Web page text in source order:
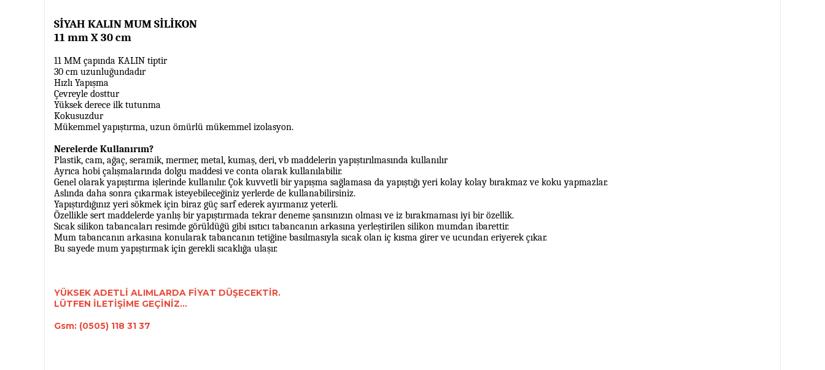
SİYAH KALIN MUM SİLİKON
11 mm X 30 cm
11 MM çapında KALIN tiptir
30 cm uzunluğundadır
Hızlı Yapışma
Çevreyle dosttur
Yüksek derece ilk tutunma
Kokusuzdur
Mükemmel yapıştırma, uzun ömürlü mükemmel izolasyon.
Nerelerde Kullanırım?
Plastik, cam, ağaç, seramik, mermer, metal, kumaş, deri, vb maddelerin yapıştırılmasında kullanılır
Ayrıca hobi çalışmalarında dolgu maddesi ve conta olarak kullanılabilir.
Genel olarak yapıştırma işlerinde kullanılır. Çok kuvvetli bir yapışma sağlamasa da yapıştığı yeri kolay kolay bırakmaz ve koku yapmazlar.
Aslında daha sonra çıkarmak isteyebileceğiniz yerlerde de kullanabilirsiniz.
Yapıştırdığınız yeri sökmek için biraz güç sarf ederek ayırmanız yeterli.
Özellikle sert maddelerde yanlış bir yapıştırmada tekrar deneme şansınızın olması ve iz bırakmaması iyi bir özellik.
Sıcak silikon tabancaları resimde görüldüğü gibi ısıtıcı tabancanın arkasına yerleştirilen silikon mumdan ibarettir.
Mum tabancanın arkasına konularak tabancanın tetiğine basılmasıyla sıcak olan iç kısma girer ve ucundan eriyerek çıkar.
Bu sayede mum yapıştırmak için gerekli sıcaklığa ulaşır.
YÜKSEK ADETLİ ALIMLARDA FİYAT DÜŞECEKTİR.
LÜTFEN İLETİŞİME GEÇİNİZ...
Gsm: (0505) 118 31 37